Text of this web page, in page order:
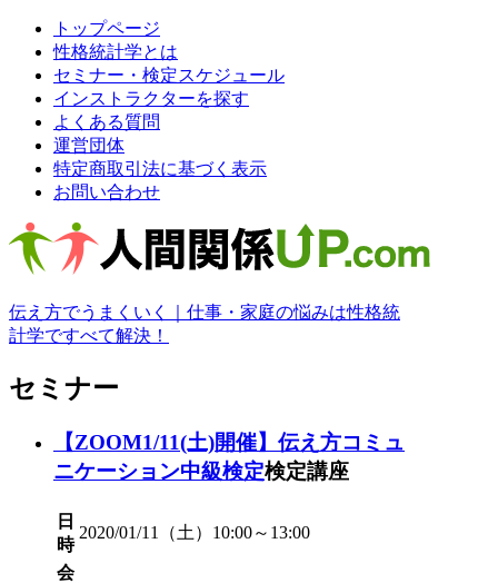
トップページ
性格統計学とは
セミナー・検定スケジュール
インストラクターを探す
よくある質問
運営団体
特定商取引法に基づく表示
お問い合わせ
伝え方でうまくいく｜仕事・家庭の悩みは性格統
計学ですべて解決！
セミナー
【ZOOM1/11(土)開催】伝え方コミュ
ニケーション中級検定検定講座
日
時
2020/01/11（土）10:00～13:00
会